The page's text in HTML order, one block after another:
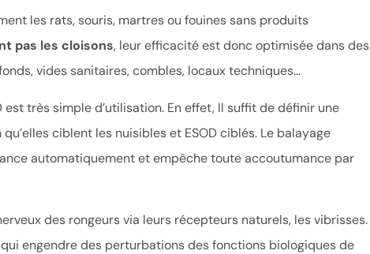
les rats, souris, martres ou fouines sans produits
pas les cloisons, leur efficacité est donc optimisée dans des
vides sanitaires, combles, locaux techniques…
très simple d’utilisation. En effet, Il suffit de définir une
ciblent les nuisibles et ESOD ciblés. Le balayage
automatiquement et empêche toute accoutumance par
des rongeurs via leurs récepteurs naturels, les vibrisses.
qui engendre des perturbations des fonctions biologiques de